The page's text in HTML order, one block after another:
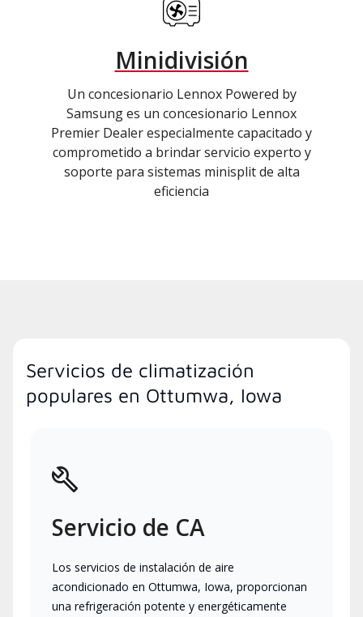
Minidivisión
Un concesionario Lennox Powered by
Samsung es un concesionario Lennox
Premier Dealer especialmente capacitado y
comprometido a brindar servicio experto y
soporte para sistemas minisplit de alta
eficiencia
Servicios de climatización
populares en Ottumwa, Iowa
Servicio de CA
Los servicios de instalación de aire
acondicionado en Ottumwa, Iowa, proporcionan
una refrigeración potente y energéticamente